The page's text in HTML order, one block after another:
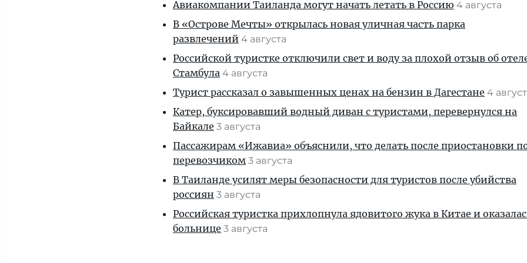
Авиакомпании Таиланда могут начать летать в Россию 4 августа
В «Острове Мечты» открылась новая уличная часть парка
развлечений 4 августа
Российской туристке отключили свет и воду за плохой отзыв об
Стамбула 4 августа
Турист рассказал о завышенных ценах на бензин в Дагестане 4
Катер, буксировавший водный диван с туристами, перевернулся на
Байкале 3 августа
Пассажирам «Ижавиа» объяснили, что делать после приостановки
перевозчиком 3 августа
В Таиланде усилят меры безопасности для туристов после убийства
россиян 3 августа
Российская туристка прихлопнула ядовитого жука в Китае и
больнице 3 августа